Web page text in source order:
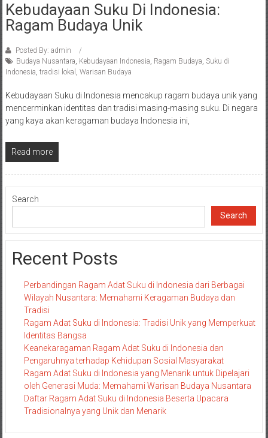
Kebudayaan Suku Di Indonesia:
Ragam Budaya Unik
Posted By: admin
Budaya Nusantara, Kebudayaan Indonesia, Ragam Budaya, Suku di
Indonesia, tradisi lokal , Warisan Budaya
Kebudayaan Suku di Indonesia mencakup ragam budaya unik yang
mencerminkan identitas dan tradisi masing-masing suku. Di negara
yang kaya akan keragaman budaya Indonesia ini,
Read more
Search
Search
Recent Posts
Perbandingan Ragam Adat Suku di Indonesia dari Berbagai
Wilayah Nusantara: Memahami Keragaman Budaya dan
Tradisi
Ragam Adat Suku di Indonesia: Tradisi Unik yang Memperkuat
Identitas Bangsa
Keanekaragaman Ragam Adat Suku di Indonesia dan
Pengaruhnya terhadap Kehidupan Sosial Masyarakat
Ragam Adat Suku di Indonesia yang Menarik untuk Dipelajari
oleh Generasi Muda: Memahami Warisan Budaya Nusantara
Daftar Ragam Adat Suku di Indonesia Beserta Upacara
Tradisionalnya yang Unik dan Menarik